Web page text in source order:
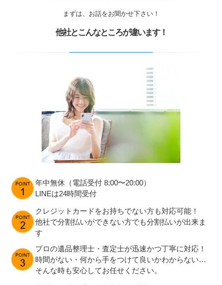
まずは、お話をお聞かせ下さい！
他社とこんなところが違います！
年中無休（電話受付 8:00〜20:00）
LINEは24時間受付
クレジットカードをお持ちでない方も対応可能！
他社で分割払いができない方でも分割払いが出来ま
す
プロの遺品整理士・査定士が迅速かつ丁寧に対応！
時間がない・何から手をつけて良いかわからない…
そんな時も安心してお任せください。